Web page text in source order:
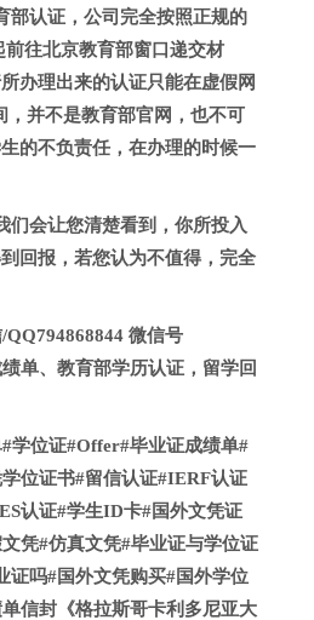
部认证，公司完全按照正规的
往北京教育部窗口递交材
办理出来的认证只能在虚假网
，并不是教育部官网，也不可
的不负责任，在办理的时候一
们会让您清楚看到，你所投入
回报，若您认为不值得，完全
微信号
单、教育部学历认证，留学回
学位证#Offer#毕业证成绩单#
位证书#留信认证#IERF认证
认证#学生ID卡#国外文凭证
凭#仿真文凭#毕业证与学位证
证吗#国外文凭购买#国外学位
信封《格拉斯哥卡利多尼亚大